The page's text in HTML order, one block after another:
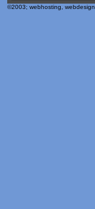
©2003; webhosting webdesign